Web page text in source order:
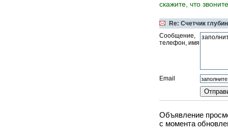
скажите, что
Re: Счетчик
Сообщение,
телефон, имя
Email
Объявление
c момента